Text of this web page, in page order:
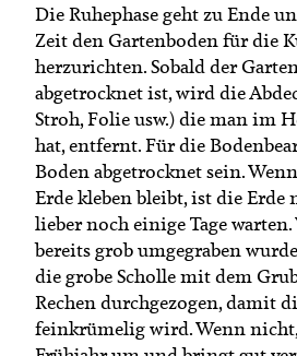
Die Ruhephase geht zu Ende
Zeit den Gartenboden für die
herzurichten. Sobald der
abgetrocknet ist, wird die
Stroh, Folie usw.) die man im
hat, entfernt. Für die
Boden abgetrocknet sein.
Erde kleben bleibt, ist die Erde
lieber noch einige Tage
bereits grob umgegraben
die grobe Scholle mit dem
Rechen durchgezogen, damit
feinkrümelig wird. Wenn